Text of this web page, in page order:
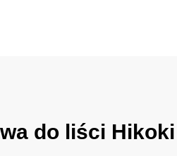
do liści